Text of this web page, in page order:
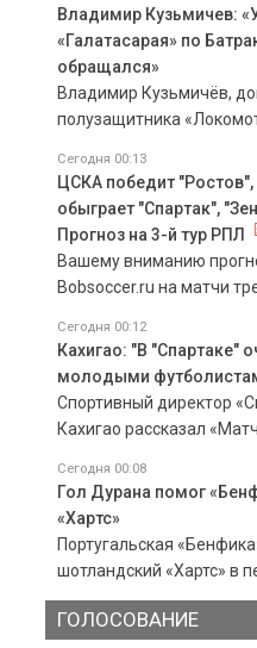
Владимир Кузьмичев:
«Галатасарая» по
обращался»
Владимир Кузьмичёв,
полузащитника
Сегодня 00:13
ЦСКА победит
обыграет "Спартак",
Прогноз на 3-й тур РПЛ
Вашему вниманию
Bobsoccer.ru на матчи
Сегодня 00:12
Кахигао: "В "Спартаке"
молодыми
Спортивный директор
Кахигао рассказал «Матч
Сегодня 00:08
Гол Дурана помог
«Хартс»
Португальская
шотландский «Хартс» в
ГОЛОСОВАНИЕ